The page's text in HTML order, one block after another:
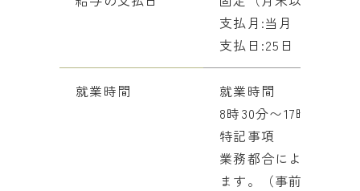
支払月:当月
支払日:25日
就業時間
就業時間
8時30分〜17時30分
特記事項
業務都合により、始
ます。（事前にシフ